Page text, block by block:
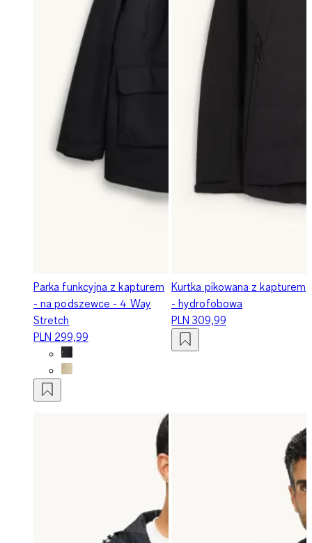
Parka funkcyjna z kapturem
- na podszewce - 4 Way
Stretch
PLN 299,99
Kurtka pikowana z kapturem
- hydrofobowa
PLN 309,99